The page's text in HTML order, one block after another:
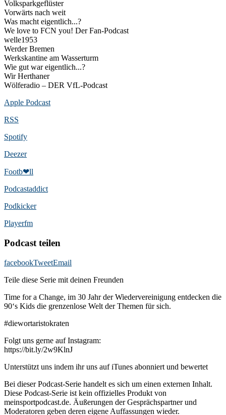
Volksparkgeflüster
Vorwärts nach weit
Was macht eigentlich...?
We love to FCN you! Der Fan-Podcast
welle1953
Werder Bremen
Werkskantine am Wasserturm
Wie gut war eigentlich...?
Wir Herthaner
Wölferadio – DER VfL-Podcast
Apple Podcast
RSS
Spotify
Deezer
Footb❤ll
Podcast­addict
Podkicker
Playerfm
Podcast teilen
facebookTweetEmail
Teile diese Serie mit deinen Freunden
Time for a Change, im 30 Jahr der Wiedervereinigung entdecken die
90‘s Kids die grenzenlose Welt der Themen für sich.
#diewortaristokraten
Folgt uns gerne auf Instagram:
https://bit.ly/2w9KlnJ
Unterstützt uns indem ihr uns auf iTunes abonniert und bewertet
Bei dieser Podcast-Serie handelt es sich um einen externen Inhalt.
Diese Podcast-Serie ist kein offizielles Produkt von
meinsportpodcast.de. Äußerungen der Gesprächspartner und
Moderatoren geben deren eigene Auffassungen wieder.